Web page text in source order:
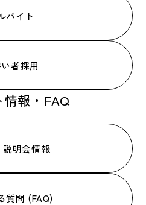
バイト
者採用
情報・FAQ
説明会情報
質問 (FAQ)